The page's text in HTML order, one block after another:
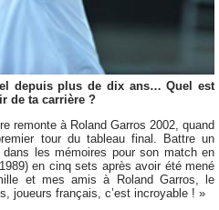
depuis plus de dix ans… Quel est
de ta carrière ?
remonte à Roland Garros 2002, quand
tour du tableau final. Battre un
les mémoires pour son match en
en cinq sets après avoir été mené
et mes amis à Roland Garros, le
joueurs français, c’est incroyable ! »